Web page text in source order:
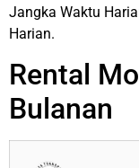
Jangka Waktu
Harian.
Rental
Bulanan